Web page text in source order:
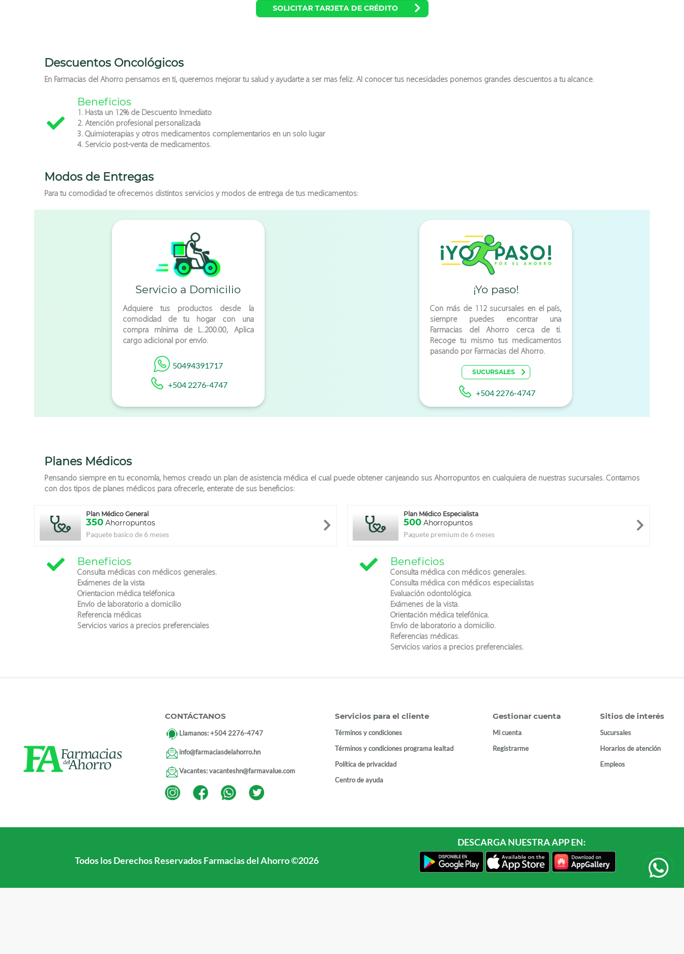
SOLICITAR TARJETA DE CRÉDITO
Descuentos Oncológicos
En Farmacias del Ahorro pensamos en ti, queremos mejorar tu salud y ayudarte a ser mas feliz. Al conocer tus necesidades ponemos grandes descuentos a tu alcance.
Beneficios
1. Hasta un 12% de Descuento Inmediato
2. Atención profesional personalizada
3. Quimioterapias y otros medicamentos complementarios en un solo lugar
4. Servicio post-venta de medicamentos.
Modos de Entregas
Para tu comodidad te ofrecemos distintos servicios y modos de entrega de tus medicamentos:
Servicio a Domicilio
Adquiere tus productos desde la
comodidad de tu hogar con una
compra mínima de L..200.00, Aplica
cargo adicional por envío.
50494391717
+504 2276-4747
¡Yo paso!
Con más de 112sucursales en el país,
siempre puedes encontrar una
Farmacias del Ahorro cerca de ti.
Recoge tu mismo tus medicamentos
pasando por Farmacias del Ahorro.
SUCURSALES
+504 2276-4747
Planes Médicos
Pensando siempre en tu economía, hemos creado un plan de asistencia médica el cual puede obtener canjeando sus Ahorropuntosen cualquiera de nuestras sucursales. Contamos
con dos tipos de planes médicos para ofrecerle, enterate de sus beneficios:
Plan Médico General
350 Ahorropuntos
Paquete basico de 6 meses
Beneficios
Consulta médicas con médicos generales.
Exámenes de la vista
Orientacion médica teléfonica
Envío de laboratorio a domicilio
Referencia médicas
Servicios varios a precios preferenciales
Plan Médico Especialista
500 Ahorropuntos
Paquete premium de 6 meses
Beneficios
Consulta médica con médicos generales.
Consulta médica con médicos especialistas
Evaluación odontológica.
Exámenes de la vista.
Orientación médica telefónica.
Envío de laboratorio a domicilio.
Referencias médicas.
Servicios varios a precios preferenciales.
CONTÁCTANOS
Llamanos:+504 2276-4747
info@farmaciasdelahorro.hn
Vacantes:vacanteshn@farmavalue.com
Servicios para el cliente
Términos y condiciones
Términos y condiciones programa lealtad
Política de privacidad
Centro de ayuda
Gestionar cuenta
Mi cuenta
Registrarme
Sitios de interés
Sucursales
Horarios de atención
Empleos
Todos los Derechos ReservadosFarmacias del Ahorro©2026
DESCARGA NUESTRA APP EN: